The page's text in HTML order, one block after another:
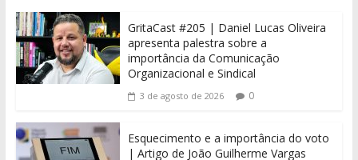
GritaCast #205 | Daniel Lucas Oliveira
apresenta palestra sobre a
importância da Comunicação
Organizacional e Sindical
3 de agosto de 2026 0
Esquecimento e a importância do voto
| Artigo de João Guilherme Vargas